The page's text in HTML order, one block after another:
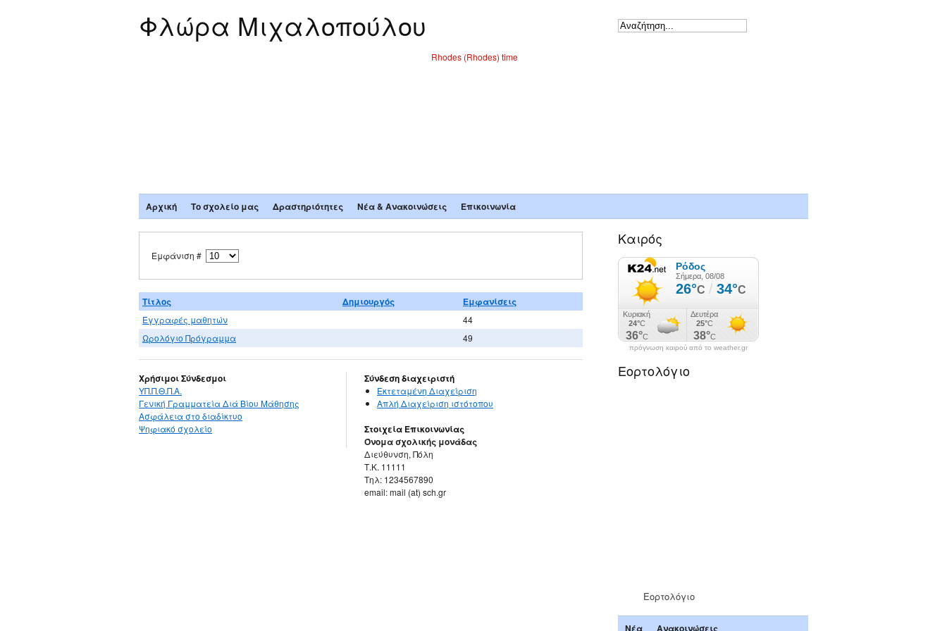
Φλώρα Μιχαλοπούλου
Rhodes (Rhodes) time
Αρχική Το σχολείο μας Δραστηριότητες Νέα & Ανακοινώσεις Επικοινωνία
Εμφάνιση #
Τίτλος Δημιουργός Εμφανίσεις
Εγγραφές μαθητών
44
Ωρολόγιο Πρόγραμμα
49
Χρήσιμοι Σύνδεσμοι
ΥΠ.Π.Θ.Π.Α.
Γενική Γραμματεία Διά Βίου Μάθησης
Ασφάλεια στο διαδίκτυο
Ψηφιακό σχολείο
Σύνδεση διαχειριστή
Εκτεταμένη Διαχείριση
Απλή Διαχείριση ιστότοπου
Στοιχεία Επικοινωνίας
Όνομα σχολικής μονάδας
Διεύθυνση, Πόλη
Τ.Κ. 11111
Τηλ: 1234567890
email: mail (at) sch.gr
Καιρός
πρόγνωση καιρού από το weather.gr
Εορτολόγιο
Εορτολόγιο
Νέα Ανακοινώσεις